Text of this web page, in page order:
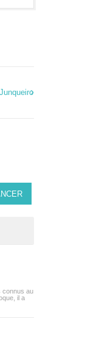
connus au
il a